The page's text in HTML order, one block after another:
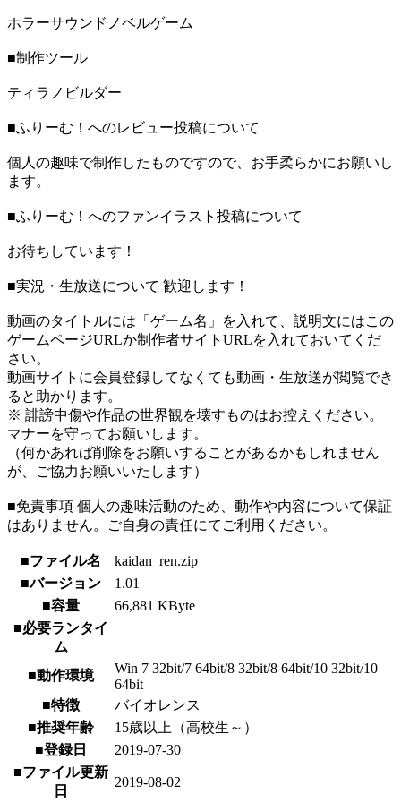
ホラーサウンドノベルゲーム
■制作ツール
ティラノビルダー
■ふりーむ！へのレビュー投稿について
個人の趣味で制作したものですので、お手柔らかにお願いし
ます。
■ふりーむ！へのファンイラスト投稿について
お待ちしています！
■実況・生放送について 歓迎します！
動画のタイトルには「ゲーム名」を入れて、説明文にはこの
ゲームページURLか制作者サイトURLを入れておいてくだ
さい。
動画サイトに会員登録してなくても動画・生放送が閲覧でき
ると助かります。
※ 誹謗中傷や作品の世界観を壊すものはお控えください。
マナーを守ってお願いします。
（何かあれば削除をお願いすることがあるかもしれません
が、ご協力お願いいたします）
■免責事項 個人の趣味活動のため、動作や内容について保証
はありません。ご自身の責任にてご利用ください。
■ファイル名
kaidan_ren.zip
■バージョン
1.01
■容量
66,881 KByte
■必要ランタイ
ム
■動作環境
Win 7 32bit/7 64bit/8 32bit/8 64bit/10 32bit/10
64bit
■特徴
バイオレンス
■推奨年齢
15歳以上（高校生～）
■登録日
2019-07-30
■ファイル更新
日
2019-08-02